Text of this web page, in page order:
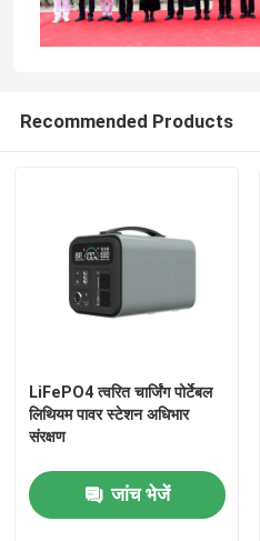
Recommended Products
LiFePO4 त्वरित चार्जिंग पोर्टेबल
लिथियम पावर स्टेशन अधिभार
संरक्षण
जांच भेजें